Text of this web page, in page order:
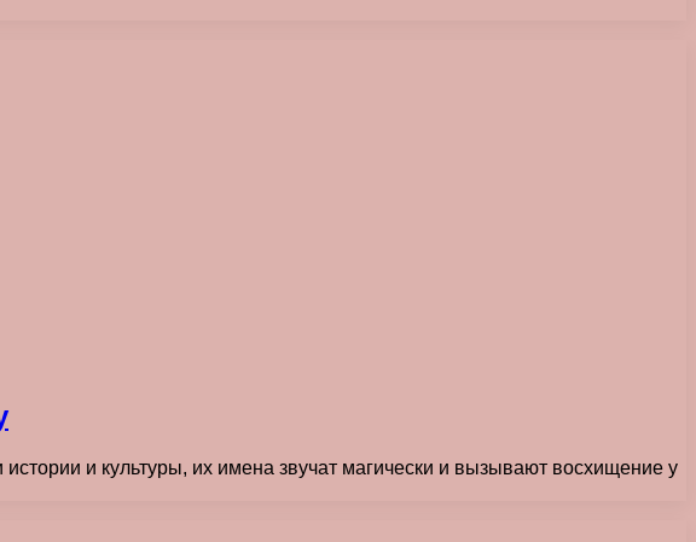
и культуры, их имена звучат магически и вызывают восхищение у